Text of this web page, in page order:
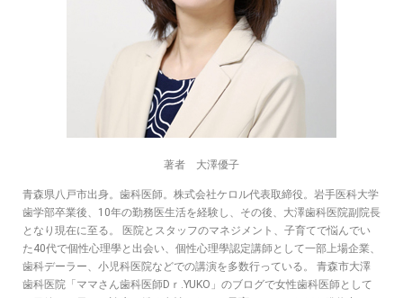
著者 大澤優子
青森県八戸市出身。歯科医師。株式会社ケロル代表取締役。岩手医科大学
歯学部卒業後、10年の勤務医生活を経験し、その後、大澤歯科医院副院長
となり現在に至る。 医院とスタッフのマネジメント、子育てで悩んでい
た40代で個性心理學と出会い、個性心理學認定講師として一部上場企業、
歯科デーラー、小児科医院などでの講演を多数行っている。 青森市大澤
歯科医院「ママさん歯科医師Dｒ.YUKO」のブログで女性歯科医師として